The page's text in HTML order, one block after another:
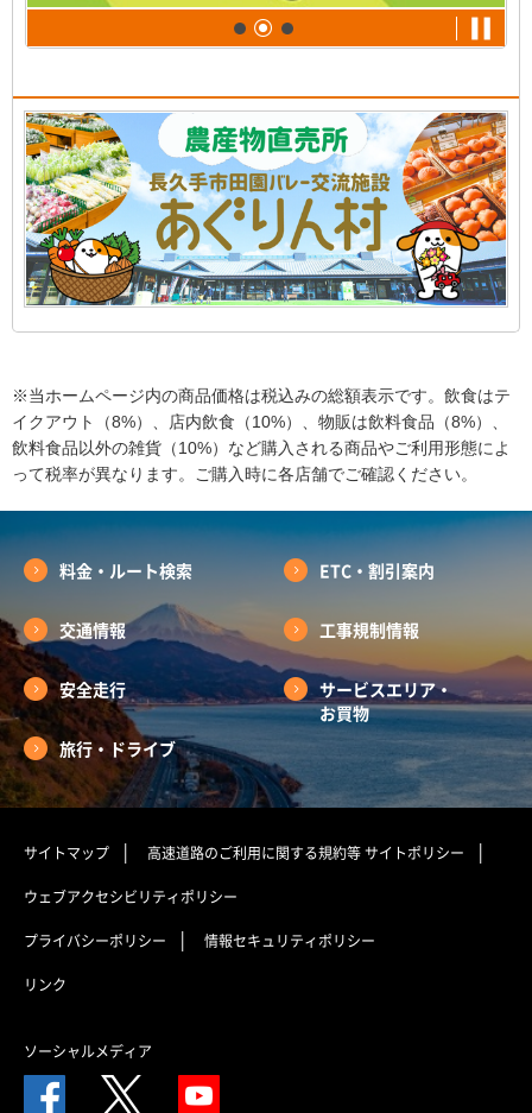
※当ホームページ内の商品価格は税込みの総額表示です。飲食はテ
イクアウト（8%）、店内飲食（10%）、物販は飲料食品（8%）、
飲料食品以外の雑貨（10%）など購入される商品やご利用形態によ
って税率が異なります。ご購入時に各店舗でご確認ください。
料金・ルート検索 ETC・割引案内
交通情報 工事規制情報
安全走行
サービスエリア・
お買物
旅行・ドライブ
サイトマップ 高速道路のご利用に関する規約等サイトポリシー
ウェブアクセシビリティポリシー
プライバシーポリシー 情報セキュリティポリシー
リンク
ソーシャルメディア